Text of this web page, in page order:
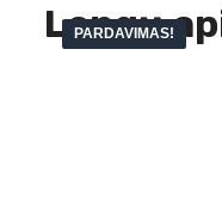
Langų
PARDAVIMAS!